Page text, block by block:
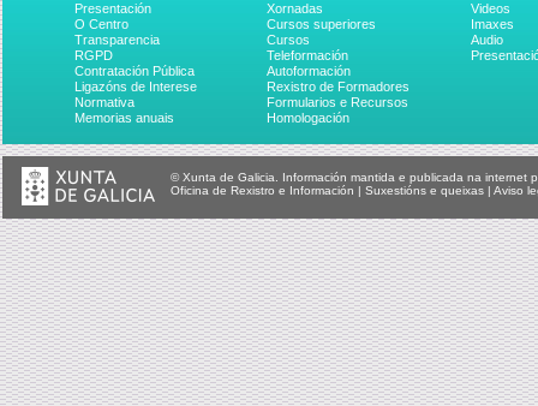
Presentación
O Centro
Transparencia
RGPD
Contratación Pública
Ligazóns de Interese
Normativa
Memorias anuais
Xornadas
Cursos superiores
Cursos
Teleformación
Autoformación
Rexistro de Formadores
Formularios e Recursos
Homologación
Videos
Imaxes
Audio
© Xunta de Galicia. Información mantida e publicada na internet
Oficina de Rexistro e Información | Suxestións e queixas | Aviso